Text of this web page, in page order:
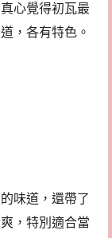
心覺得初瓦最
，各有特色。
味道，還帶了
，特別適合當